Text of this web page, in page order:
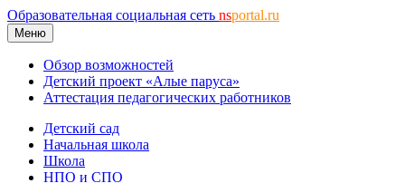
Образовательная социальная сеть nsportal.ru
Меню
Обзор возможностей
Детский проект «Алые паруса»
Аттестация педагогических работников
Детский сад
Начальная школа
Школа
НПО и СПО